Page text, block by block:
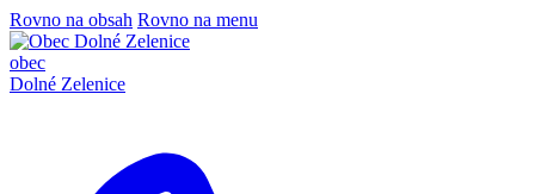
Rovno na obsah Rovno na menu
obec
Dolné Zelenice